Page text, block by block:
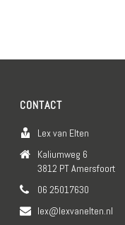
CONTACT
Lex van Elten
Kaliumweg 6
3812 PT Amersfoort
06 25017630
lex@lexvanelten.nl